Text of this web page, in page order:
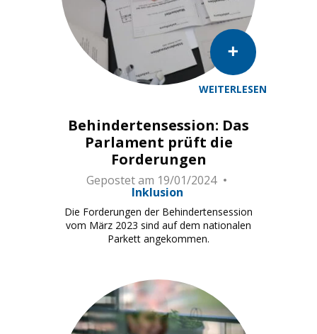
WEITERLESEN
Behindertensession: Das
Parlament prüft die
Forderungen
Gepostet am 19/01/2024
Inklusion
Die Forderungen der Behindertensession
vom März 2023 sind auf dem nationalen
Parkett angekommen.